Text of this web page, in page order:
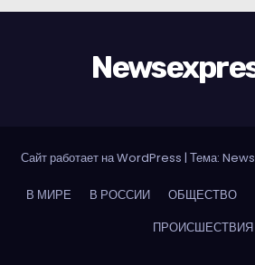
Сайт работает на WordPress | Тема:
В МИРЕ В РОССИИ ОБЩЕСТВО
ПРОИСШЕСТВИЯ